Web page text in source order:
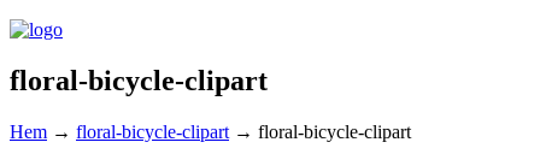
floral-bicycle-clipart
Hem → floral-bicycle-clipart → floral-bicycle-clipart